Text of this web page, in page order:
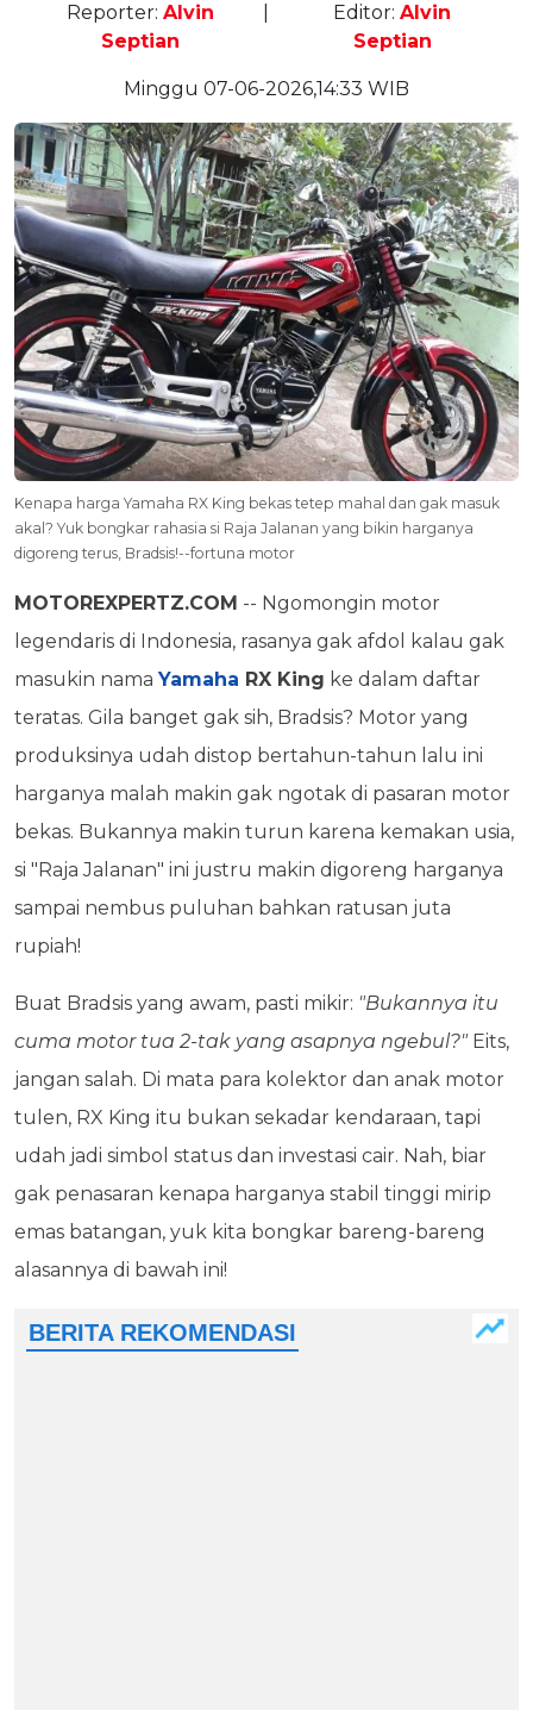
Reporter: Alvin
Septian
Editor:Alvin
Septian
Minggu 07-06-2026,14:33 WIB
Kenapa harga Yamaha RX King bekas tetep mahal dan gak masuk
akal? Yuk bongkar rahasia si Raja Jalanan yang bikin harganya
digoreng terus, Bradsis!--fortuna motor
MOTOREXPERTZ.COM -- Ngomongin motor
legendaris di Indonesia, rasanya gak afdol kalau gak
masukin namaYamaha RX King ke dalam daftar
teratas. Gila banget gak sih, Bradsis? Motor yang
produksinya udah distop bertahun-tahun lalu ini
harganya malah makin gak ngotak di pasaran motor
bekas. Bukannya makin turun karena kemakan usia,
si "Raja Jalanan" ini justru makin digoreng harganya
sampai nembus puluhan bahkan ratusan juta
rupiah!
Buat Bradsis yang awam, pasti mikir: "Bukannya itu
cuma motor tua 2-tak yang asapnya ngebul?"Eits,
jangan salah. Di mata para kolektor dan anak motor
tulen, RX King itu bukan sekadar kendaraan, tapi
udah jadi simbol status dan investasi cair. Nah, biar
gak penasaran kenapa harganya stabil tinggi mirip
emas batangan, yuk kita bongkar bareng-bareng
alasannya di bawah ini!